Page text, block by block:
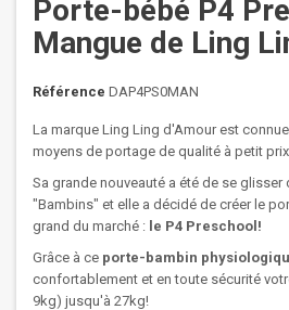
Porte-bébé P4
Mangue de Ling
Référence DAP4PS0MAN
La marque Ling Ling d'Amour est
moyens de portage de qualité à petit
Sa grande nouveauté a été de se
"Bambins" et elle a décidé de créer le
grand du marché : le P4 Preschool!
Grâce à ce porte-bambin
confortablement et en toute sécurité
9kg) jusqu'à 27kg!